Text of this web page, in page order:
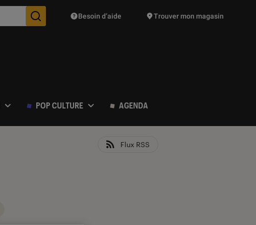
Des suggestions de produits vont vous être proposées
Besoin d’aide Trouver mon magasin
POP CULTURE AGENDA
Flux RSS